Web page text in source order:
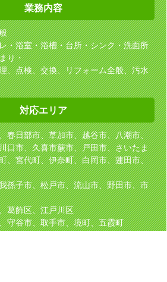
業務内容
・浴室・浴槽・台所・シンク・洗面所
り・
、点検、交換、リフォーム全般、汚水
対応エリア
春日部市、草加市、越谷市、八潮市、
口市、久喜市蕨市、戸田市、さいたま
、宮代町、伊奈町、白岡市、蓮田市、
孫子市、松戸市、流山市、野田市、市
葛飾区、江戸川区
守谷市、取手市、境町、五霞町